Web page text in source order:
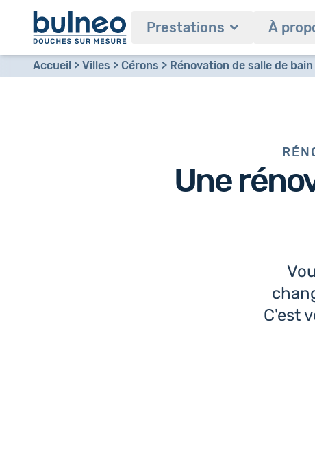
Prestations À
Accueil Villes Cérons Rénovation de salle de bain
Une
C'est